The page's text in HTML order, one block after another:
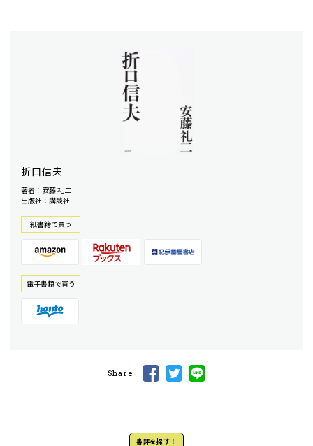
折口信夫
著者：安藤 礼二
出版社：講談社
紙書籍で買う
電⼦書籍で買う
Share
書評を探す！